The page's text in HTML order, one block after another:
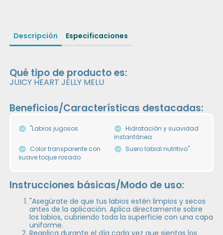
Descripción Especificaciones
Qué tipo de producto es:
JUICY HEART JELLY MELU
Beneficios/Características destacadas:
"Labios jugosos
Hidratación y suavidad
instantánea.
Color transparente con
suave toque rosado
Suero labial nutritivo"
Instrucciones básicas/Modo de uso:
"Asegúrate de que tus labios estén limpios y secos
antes de la aplicación. Aplica directamente sobre
los labios, cubriendo toda la superficie con una capa
uniforme.
Reaplica durante el día cada vez que sientas los